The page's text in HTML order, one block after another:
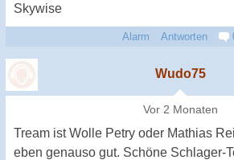
Skywise
Alarm Antworten
Wudo75
Vor 2 Monaten
Tream ist Wolle Petry oder Mathias
eben genauso gut. Schöne Schlager-